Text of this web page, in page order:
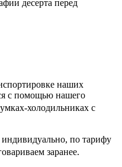
десерта перед
наших
с помощью нашего
холодильниках с
по тарифу
заранее.